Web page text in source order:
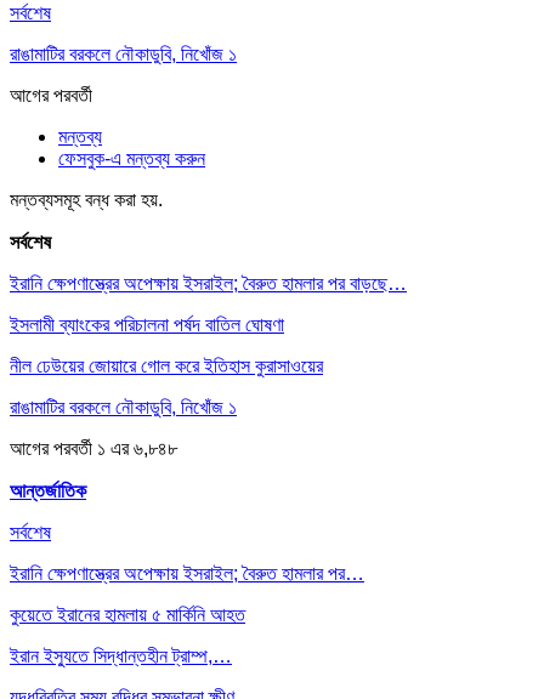
সর্বশেষ
রাঙামাটির বরকলে নৌকাডুবি, নিখোঁজ ১
আগেরপরবর্তী
মন্তব্য
ফেসবুক-এ মন্তব্য করুন
মন্তব্যসমূহ বন্ধ করা হয়.
সর্বশেষ
ইরানি ক্ষেপণাস্ত্রের অপেক্ষায় ইসরাইল; বৈরুত হামলার পর বাড়ছে…
ইসলামী ব্যাংকের পরিচালনা পর্ষদ বাতিল ঘোষণা
নীল ঢেউয়ের জোয়ারে গোল করে ইতিহাস কুরাসাওয়ের
রাঙামাটির বরকলে নৌকাডুবি, নিখোঁজ ১
আগেরপরবর্তী ১ এর ৬,৮৪৮
আন্তর্জাতিক
সর্বশেষ
ইরানি ক্ষেপণাস্ত্রের অপেক্ষায় ইসরাইল; বৈরুত হামলার পর…
কুয়েতে ইরানের হামলায় ৫ মার্কিনি আহত
ইরান ইস্যুতে সিদ্ধান্তহীন ট্রাম্প,…